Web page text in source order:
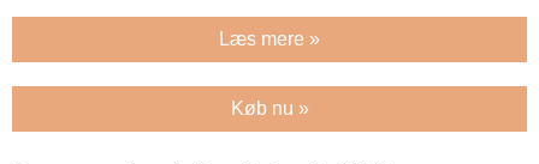
Læs mere »
Køb nu »